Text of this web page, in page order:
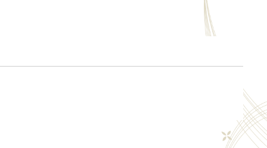
https://www.barcelona-